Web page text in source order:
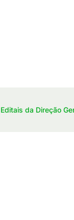
Editais da Direção